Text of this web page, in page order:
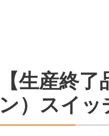
【生産終
ン）スイッ